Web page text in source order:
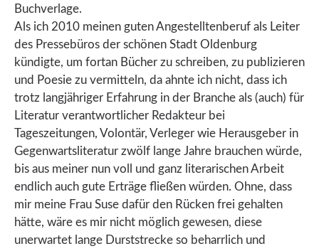
Buchverlage.
Als ich 2010 meinen guten Angestelltenberuf als Leiter
des Pressebüros der schönen Stadt Oldenburg
kündigte, um fortan Bücher zu schreiben, zu publizieren
und Poesie zu vermitteln, da ahnte ich nicht, dass ich
trotz langjähriger Erfahrung in der Branche als (auch) für
Literatur verantwortlicher Redakteur bei
Tageszeitungen, Volontär, Verleger wie Herausgeber in
Gegenwartsliteratur zwölf lange Jahre brauchen würde,
bis aus meiner nun voll und ganz literarischen Arbeit
endlich auch gute Erträge fließen würden. Ohne, dass
mir meine Frau Suse dafür den Rücken frei gehalten
hätte, wäre es mir nicht möglich gewesen, diese
unerwartet lange Durststrecke so beharrlich und